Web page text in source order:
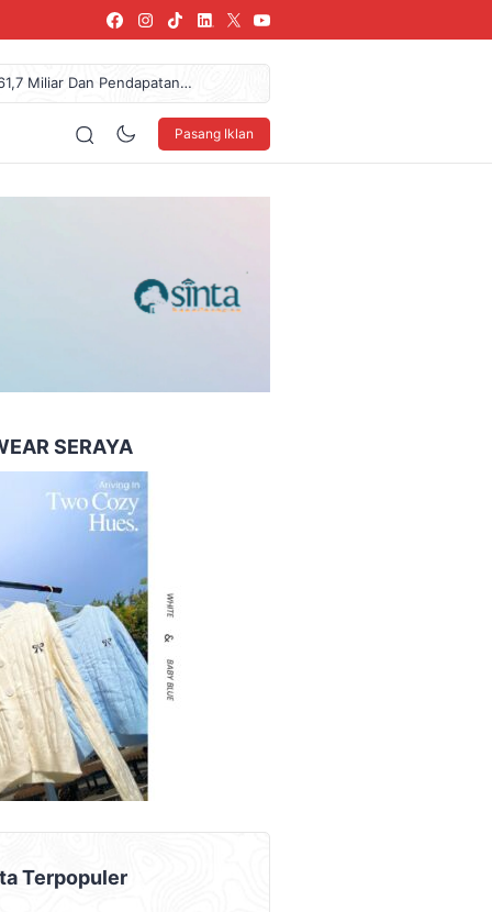
Miliar Dan Pendapatan
Coffee Expo Medan
Das’ad Latif Untuk
Arkindo Konstruksi
Pasang Iklan
SERAYA
Terpopuler